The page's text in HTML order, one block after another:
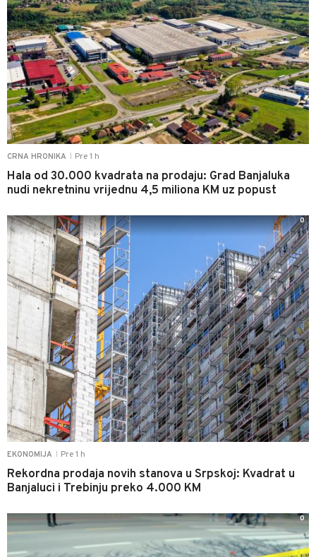
CRNA HRONIKA Pre 1 h
Hala od 30.000 kvadrata na prodaju: Grad Banjaluka
nudi nekretninu vrijednu 4,5 miliona KM uz popust
EKONOMIJA Pre 1 h
Rekordna prodaja novih stanova u Srpskoj: Kvadrat u
Banjaluci i Trebinju preko 4.000 KM
0
0